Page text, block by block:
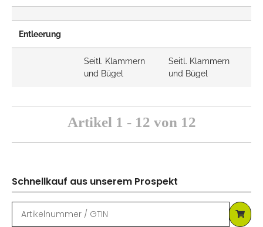
Entleerung
Seitl. Klammern
und Bügel
Seitl. Klammern
und Bügel
Artikel 1 - 12 von 12
Schnellkauf aus unserem Prospekt